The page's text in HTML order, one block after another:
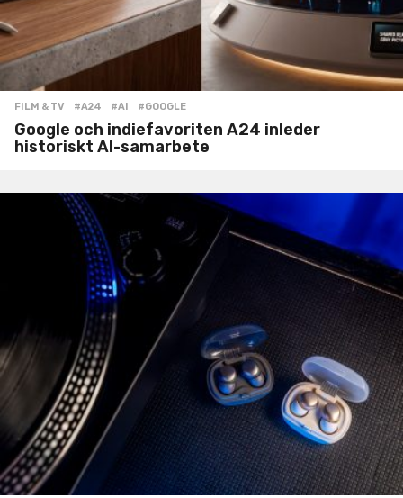
FILM & TV #A24 ,#AI ,#GOOGLE
Google och indiefavoriten A24 inleder
historiskt AI-samarbete